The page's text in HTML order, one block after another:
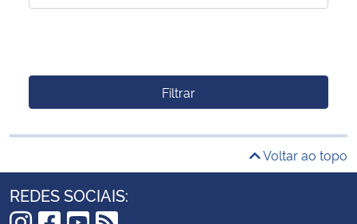
Filtrar
Voltar ao topo
REDES SOCIAIS: